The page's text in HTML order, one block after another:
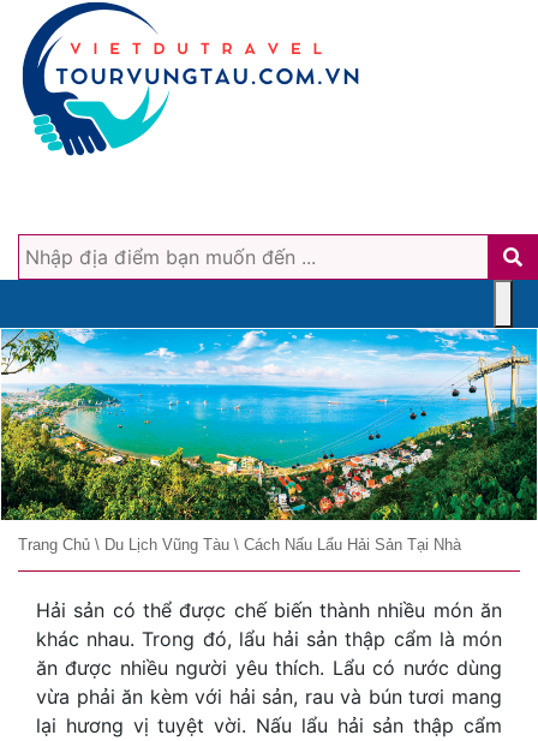
Trang Chủ \ Du Lịch Vũng Tàu \ Cách Nấu Lẩu Hải Sản Tại Nhà
Hải sản có thể được chế biến thành nhiều món ăn
khác nhau. Trong đó, lẩu hải sản thập cẩm là món
ăn được nhiều người yêu thích. Lẩu có nước dùng
vừa phải ăn kèm với hải sản, rau và bún tươi mang
lại hương vị tuyệt vời. Nấu lẩu hải sản thập cẩm